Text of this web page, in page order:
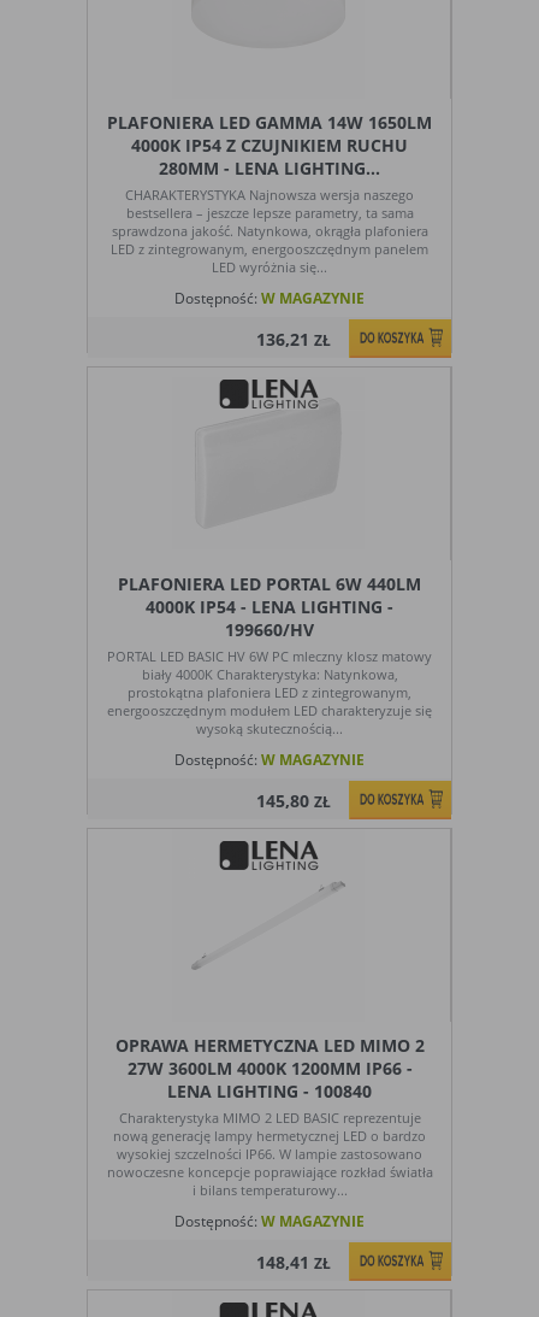
PLAFONIERA LED GAMMA 14W 1650LM
4000K IP54 Z CZUJNIKIEM RUCHU
280MM - LENA LIGHTING...
CHARAKTERYSTYKA Najnowsza wersja naszego
bestsellera – jeszcze lepsze parametry, ta sama
sprawdzona jakość. Natynkowa, okrągła plafoniera
LED z zintegrowanym, energooszczędnym panelem
LED wyróżnia się...
Dostępność: W MAGAZYNIE
136,21ZŁ
PLAFONIERA LED PORTAL 6W 440LM
4000K IP54 - LENA LIGHTING -
199660/HV
PORTAL LED BASIC HV 6W PC mleczny klosz matowy
biały 4000K Charakterystyka: Natynkowa,
prostokątna plafoniera LED z zintegrowanym,
energooszczędnym modułem LED charakteryzuje się
wysoką skutecznością...
Dostępność: W MAGAZYNIE
145,80ZŁ
OPRAWA HERMETYCZNA LED MIMO 2
27W 3600LM 4000K 1200MM IP66 -
LENA LIGHTING - 100840
Charakterystyka MIMO 2 LED BASIC reprezentuje
nową generację lampy hermetycznej LED o bardzo
wysokiej szczelności IP66. W lampie zastosowano
nowoczesne koncepcje poprawiające rozkład światła
i bilans temperaturowy...
Dostępność: W MAGAZYNIE
148,41ZŁ